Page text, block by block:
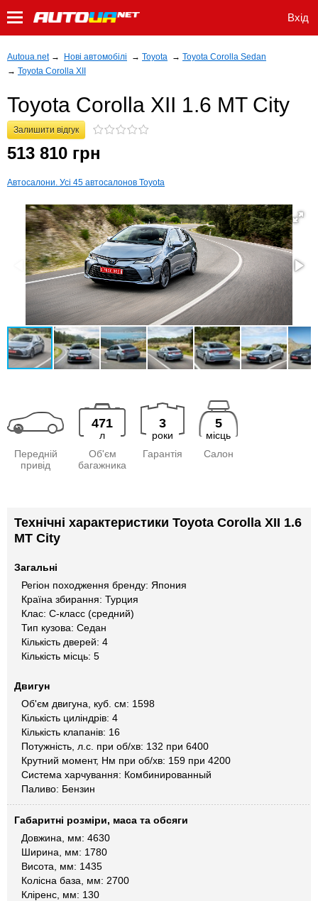
Вхід
Autoua.net → Нові автомобілі → Toyota → Toyota Corolla Sedan
→ Toyota Corolla XII
Toyota Corolla XII 1.6 MT City
Залишити відгук
513 810 грн
Автосалони. Усі 45 автосалонов Toyota
Передній
привід
471
л
Об'єм
багажника
3
роки
Гарантія
5
місць
Салон
Технічні характеристики Toyota Corolla XII 1.6
MT City
Загальні
Регіон походження бренду: Япония
Країна збирання: Турция
Клас: C-класс (средний)
Тип кузова: Седан
Кількість дверей: 4
Кількість місць: 5
Двигун
Об'єм двигуна, куб. см: 1598
Кількість циліндрів: 4
Кількість клапанів: 16
Потужність, л.с. при об/хв: 132 при 6400
Крутний момент, Нм при об/хв: 159 при 4200
Система харчування: Комбинированный
Паливо: Бензин
Габаритні розміри, маса та обсяги
Довжина, мм: 4630
Ширина, мм: 1780
Висота, мм: 1435
Колісна база, мм: 2700
Кліренс, мм: 130